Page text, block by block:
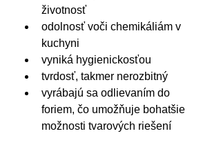
životnosť
odolnosť voči chemikáliám v
kuchyni
vyniká hygienickosťou
tvrdosť, takmer nerozbitný
vyrábajú sa odlievaním do
foriem, čo umožňuje bohatšie
možnosti tvarových riešení